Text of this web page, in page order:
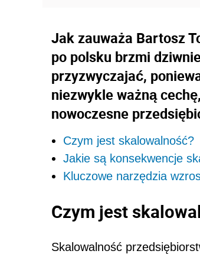
Jak zauważa Bartosz
po polsku brzmi
przyzwyczajać,
niezwykle ważną
nowoczesne
Czym jest skalowalność?
Jakie są konsekwencje
Kluczowe narzędzia
Czym jest
Skalowalność